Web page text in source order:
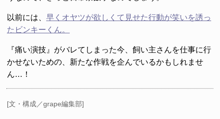
以前には、 早くオヤツが欲しくて見せた行動が笑いを誘っ
たビンキーくん。
『痛い演技』がバレてしまった今、飼い主さんを仕事に行
かせないための、新たな作戦を企んでいるかもしれませ
ん…！
[文・構成／grape編集部]